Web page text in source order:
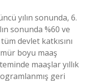
yılın sonunda, 6.
sonunda %60 ve
devlet katkısını
boyu maaş
maaşlar yıllık
geri